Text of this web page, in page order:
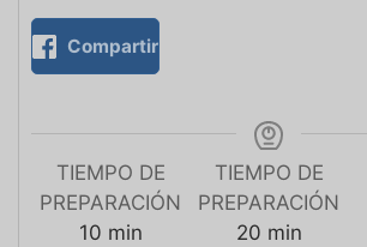
Compartir
TIEMPO DE
PREPARACIÓN
10 min
TIEMPO DE
PREPARACIÓN
20 min